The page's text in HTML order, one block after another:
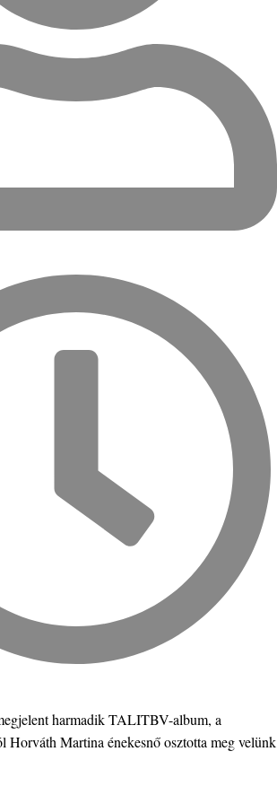
harmadik TALITBV-album, a
Horváth Martina énekesnő osztotta meg velünk